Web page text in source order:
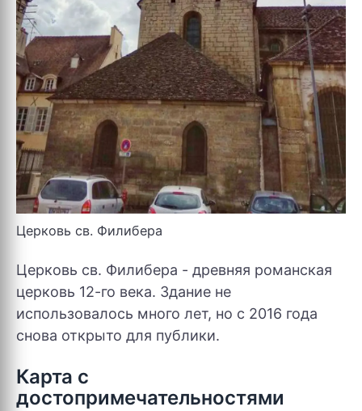
Церковь cв. Филибера
Церковь cв. Филибера - древняя романская
церковь 12-го века. Здание не
использовалось много лет, но с 2016 года
снова открыто для публики.
Карта с
достопримечательностями